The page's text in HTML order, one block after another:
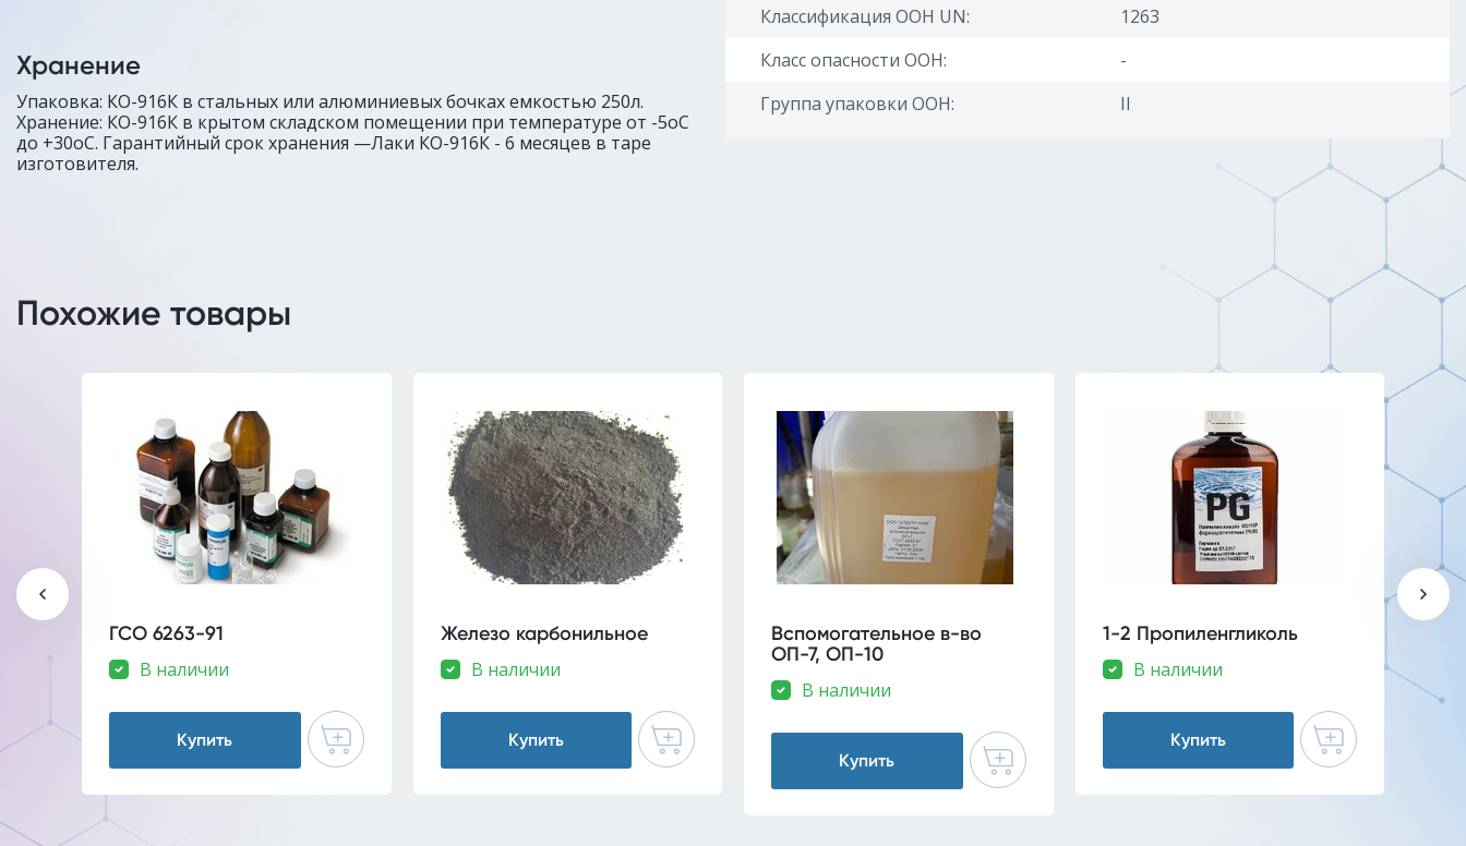
Хранение
Упаковка: КО-916К в стальных или алюминиевых бочках емкостью 250л.
Хранение: КО-916К в крытом складском помещении при температуре от -5оС
до +30оС. Гарантийный срок хранения —Лаки КО-916К - 6 месяцев в таре
изготовителя.
Классификация ООН UN:
1263
Класс опасности ООН:
-
Группа упаковки ООН:
II
Похожие товары
ГСО 6263-91
В наличии
Купить
Железо карбонильное
В наличии
Купить
Вспомогательное в-во
ОП-7, ОП-10
В наличии
Купить
1-2 Пропиленгликоль
В наличии
Купить